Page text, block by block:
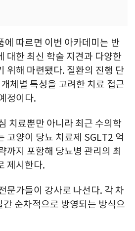
따르면 이번 아카데미는 반
대한 최신 학술 지견과 다양한
위해 마련됐다. 질환의 진행 단
체별 특성을 고려한 치료 접근
정이다.
치료뿐만 아니라 최근 수의학
고양이 당뇨 치료제 SGLT2 억
까지 포함해 당뇨병 관리의 최
제시한다.
문가들이 강사로 나선다. 각 차
순차적으로 방영되는 방식으